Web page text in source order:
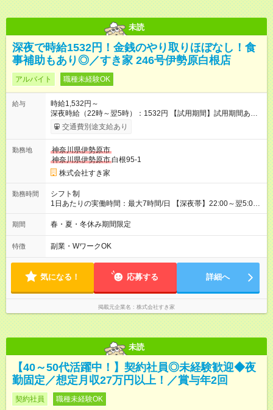
未読
深夜で時給1532円！金銭のやり取りほぼなし！食
事補助もあり◎／すき家 246号伊勢原白根店
アルバイト 職種未経験OK
給与
時給1,532円～
深夜時給（22時～翌5時）：1532円 【試用期間】試用期間あり
試用期間の長さ：1ヶ月 雇用形態、給与は本採用時と同じです。
試用期間の実態は30日（※条件変更なし）ですが、切り上げで
同時給）
交通費別途支給あり
勤務地
神奈川県伊勢原市
神奈川県伊勢原市 白根95-1
株式会社すき家
勤務時間
シフト制
1日あたりの実働時間：最大7時間/日 【深夜帯】22:00～翌5:00
週2日～・1日2h～OK◎ ※22:00から翌5:00までは18歳以上の方
のみ勤務可能です（18歳未満の深夜業務禁止のため） ★深夜で
す。 必ず、2名以上での勤務を行いますので、安心して働けま
す。
期間 春・夏・冬休み期間限定
特徴 副業・WワークOK
気になる！ 応募する 詳細へ
掲載元企業名 株式会社すき家
未読
【40～50代活躍中！】契約社員◎未経験歓迎◆夜
勤固定／想定月収27万円以上！／賞与年2回
契約社員 職種未経験OK